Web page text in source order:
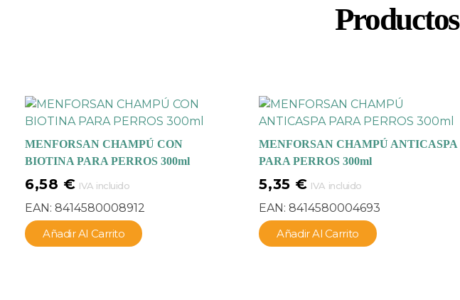
MENFORSAN CHAMPÚ CON
BIOTINA PARA PERROS 300ml
6,58 € IVA incluido
EAN: 8414580008912
Añadir Al Carrito
MENFORSAN CHAMPÚ ANTICASPA
PARA PERROS 300ml
5,35 € IVA incluido
EAN:8414580004693
Añadir Al Carrito